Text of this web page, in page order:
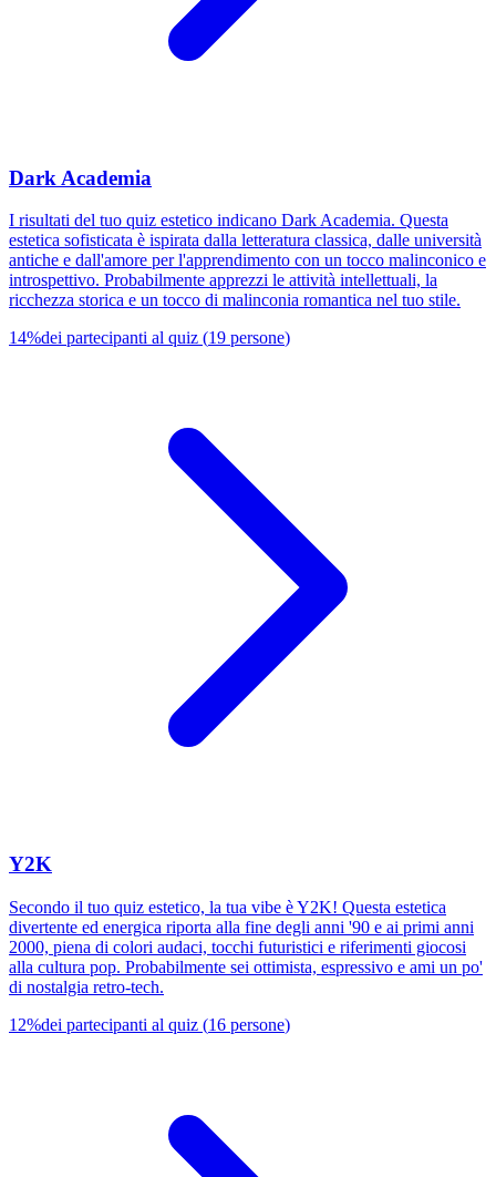
Dark Academia
I risultati del tuo quiz estetico indicano Dark Academia. Questa
estetica sofisticata è ispirata dalla letteratura classica, dalle università
antiche e dall'amore per l'apprendimento con un tocco malinconico e
introspettivo. Probabilmente apprezzi le attività intellettuali, la
ricchezza storica e un tocco di malinconia romantica nel tuo stile.
14%dei partecipanti al quiz (19 persone)
Y2K
Secondo il tuo quiz estetico, la tua vibe è Y2K! Questa estetica
divertente ed energica riporta alla fine degli anni '90 e ai primi anni
2000, piena di colori audaci, tocchi futuristici e riferimenti giocosi
alla cultura pop. Probabilmente sei ottimista, espressivo e ami un po'
di nostalgia retro-tech.
12%dei partecipanti al quiz (16 persone)